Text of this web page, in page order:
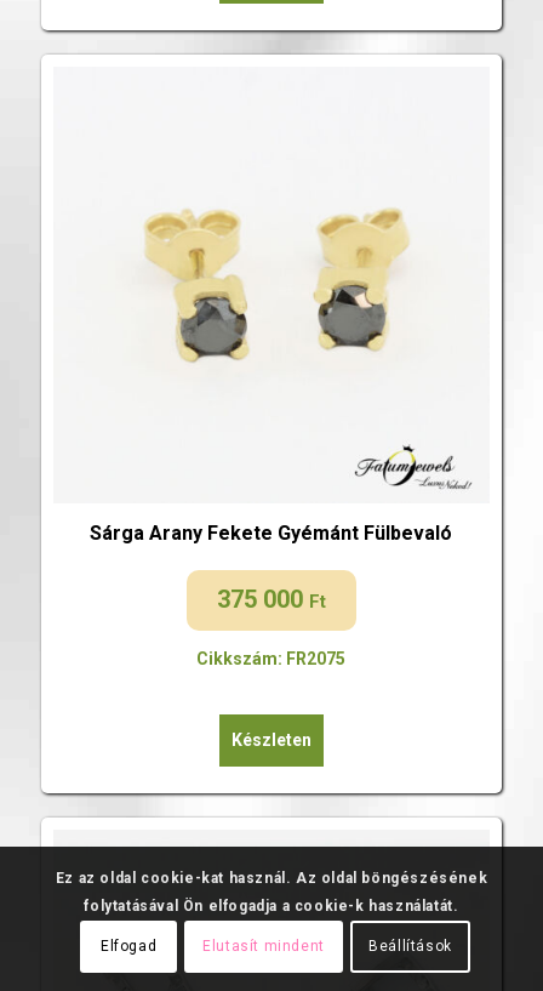
Sárga Arany Fekete Gyémánt Fülbevaló
375 000 Ft
Cikkszám: FR2075
Készleten
Ez az oldal cookie-kat használ. Az oldal böngészésének
folytatásával Ön elfogadja a cookie-k használatát.
Elfogad Elutasít mindent Beállítások